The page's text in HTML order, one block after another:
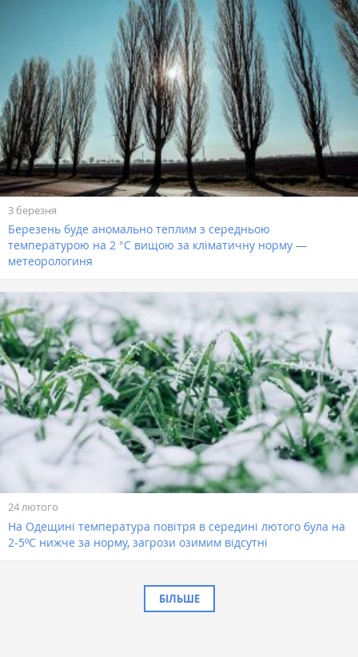
3 березня
Березень буде аномально теплим з середньою
температурою на 2 °С вищою за кліматичну норму —
метеорологиня
24 лютого
На Одещині температура повітря в середині лютого була на
2-5ºС нижче за норму, загрози озимим відсутні
БІЛЬШЕ